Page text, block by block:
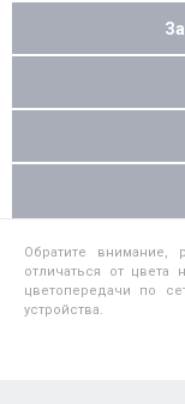
Обратите внимание,
отличаться от цвета
цветопередачи по
устройства.